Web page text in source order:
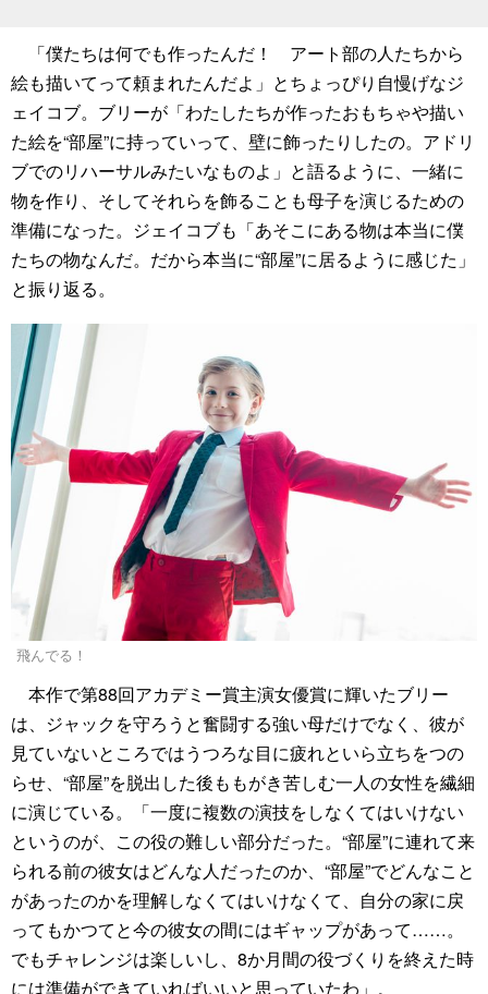
「僕たちは何でも作ったんだ！ アート部の人たちから
絵も描いてって頼まれたんだよ」とちょっぴり自慢げなジ
ェイコブ。ブリーが「わたしたちが作ったおもちゃや描い
た絵を“部屋”に持っていって、壁に飾ったりしたの。アドリ
ブでのリハーサルみたいなものよ」と語るように、一緒に
物を作り、そしてそれらを飾ることも母子を演じるための
準備になった。ジェイコブも「あそこにある物は本当に僕
たちの物なんだ。だから本当に“部屋”に居るように感じた」
と振り返る。
飛んでる！
本作で第88回アカデミー賞主演女優賞に輝いたブリー
は、ジャックを守ろうと奮闘する強い母だけでなく、彼が
見ていないところではうつろな目に疲れといら立ちをつの
らせ、“部屋”を脱出した後ももがき苦しむ一人の女性を繊細
に演じている。「一度に複数の演技をしなくてはいけない
というのが、この役の難しい部分だった。“部屋”に連れて来
られる前の彼女はどんな人だったのか、“部屋”でどんなこと
があったのかを理解しなくてはいけなくて、自分の家に戻
ってもかつてと今の彼女の間にはギャップがあって……。
でもチャレンジは楽しいし、8か月間の役づくりを終えた時
には準備ができていればいいと思っていたわ」。